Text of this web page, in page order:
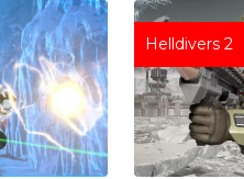
Helldivers 2